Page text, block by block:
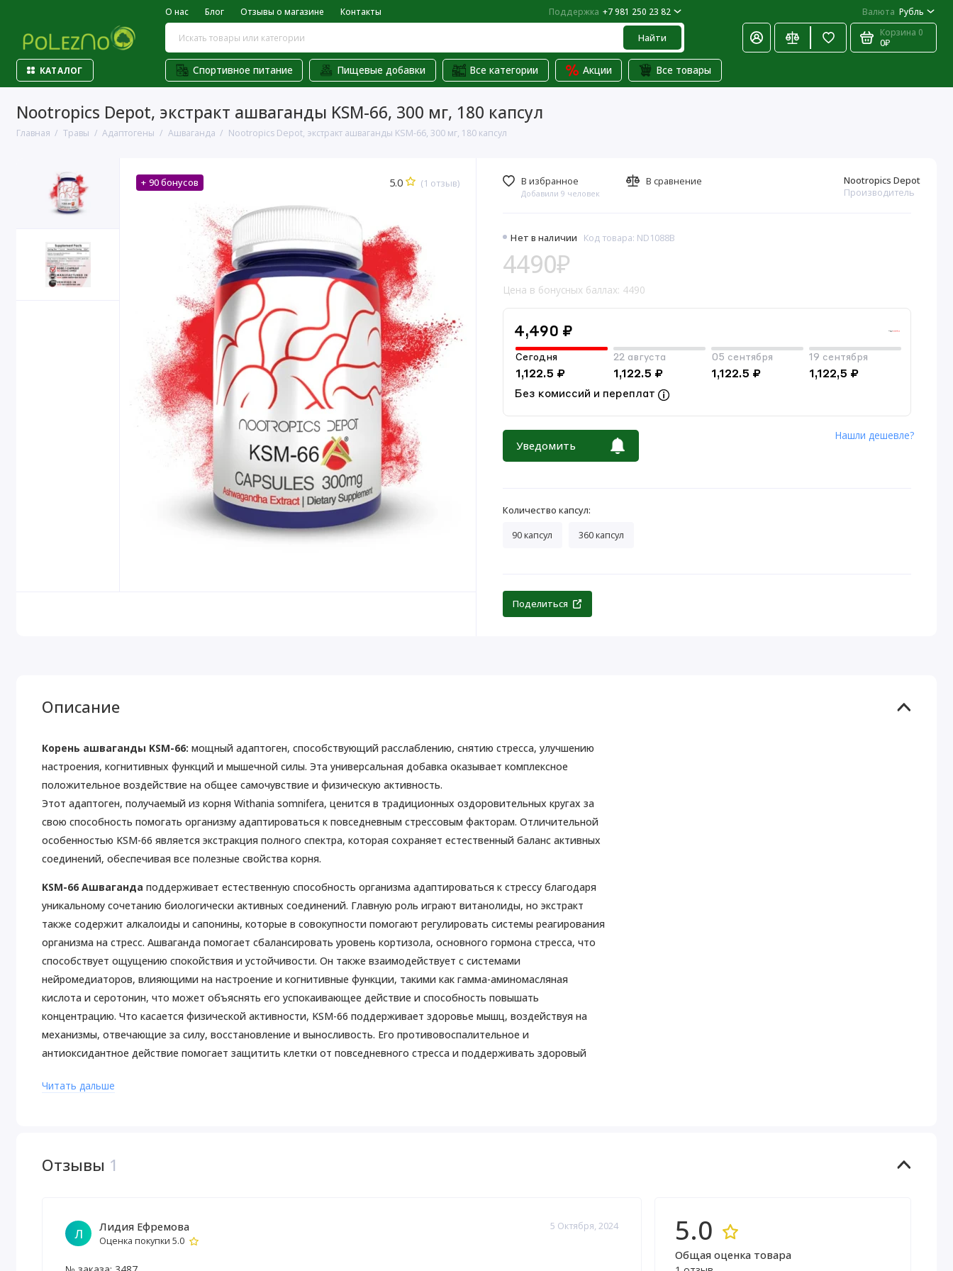
О нас Блог Отзывы о магазине Контакты Поддержка +7 981 250 23 82 Валюта Рубль
Найти Корзина 0
0₽
КАТАЛОГ Спортивное питание Пищевые добавки Все категории Акции Все товары
Nootropics Depot, экстракт ашваганды KSM-66, 300 мг, 180 капсул
Главная Травы Адаптогены Ашваганда Nootropics Depot, экстракт ашваганды KSM-66, 300 мг, 180 капсул
+ 90 бонусов 5.0 (1 отзыв)
Нет в наличии Код товара: ND1088B
Nootropics Depot
Производитель
4490₽
Цена в бонусных баллах: 4490
4,490 ₽
Сегодня
1,122.5 ₽
22 августа
1,122.5 ₽
05 сентября
1,122.5 ₽
19 сентября
1,122,5 ₽
Без комиссий и переплат
Уведомить
Нашли дешевле?
В избранное
Добавили 9 человек
В сравнение
Количество капсул:
90 капсул
360 капсул
Поделиться
Описание
Корень ашваганды KSM-66:мощный адаптоген, способствующий расслаблению, снятию стресса, улучшению
настроения, когнитивных функций и мышечной силы. Эта универсальная добавка оказывает комплексное
положительное воздействие на общее самочувствие и физическую активность.
Этот адаптоген, получаемый из корня Withania somnifera, ценится в традиционных оздоровительных кругах за
свою способность помогать организму адаптироваться к повседневным стрессовым факторам. Отличительной
особенностью KSM-66 является экстракция полного спектра, которая сохраняет естественный баланс активных
соединений, обеспечивая все полезные свойства корня.
KSM-66 Ашваганда поддерживает естественную способность организма адаптироваться к стрессу благодаря
уникальному сочетанию биологически активных соединений. Главную роль играют витанолиды, но экстракт
также содержит алкалоиды и сапонины, которые в совокупности помогают регулировать системы реагирования
организма на стресс. Ашваганда помогает сбалансировать уровень кортизола, основного гормона стресса, что
способствует ощущению спокойствия и устойчивости. Он также взаимодействует с системами
нейромедиаторов, влияющими на настроение и когнитивные функции, такими как гамма-аминомасляная
кислота и серотонин, что может объяснять его успокаивающее действие и способность повышать
концентрацию. Что касается физической активности, KSM-66 поддерживает здоровье мышц, воздействуя на
механизмы, отвечающие за силу, восстановление и выносливость. Его противовоспалительное и
антиоксидантное действие помогает защитить клетки от повседневного стресса и поддерживать здоровый
добавкой: она одновременно поддерживает ясность ума, эмоциональное равновесие и физическую активность.
соответствии с рекомендациями лечащего врача.
если вы беременны или кормите ребенка, или если у вас есть какие-либо известные или предполагаемые
заболевания, и/или вы принимаете лекарства по рецепту или лекарства без рецепта.
Читать дальше
Отзывы 1
Л Лидия Ефремова
Оценка покупки 5.0
5 Октября, 2024 5.0
Общая оценка товара